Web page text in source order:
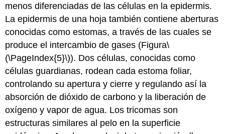
menos diferenciadas de las células en la epidermis.
La epidermis de una hoja también contiene aberturas
conocidas como estomas, a través de las cuales se
produce el intercambio de gases (Figura\
(\PageIndex{5}\)). Dos células, conocidas como
células guardianas, rodean cada estoma foliar,
controlando su apertura y cierre y regulando así la
absorción de dióxido de carbono y la liberación de
oxígeno y vapor de agua. Lostricomas son
estructuras similares al pelo en la superficie